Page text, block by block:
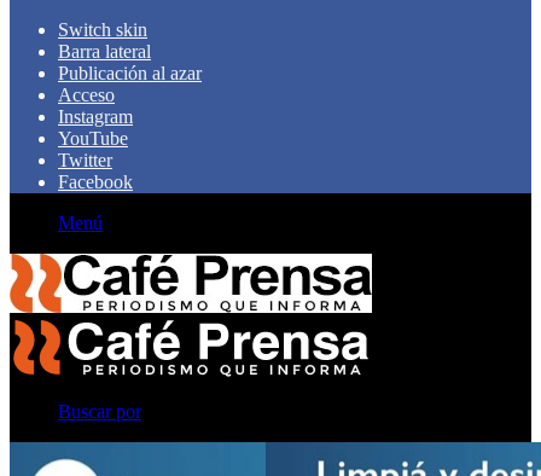
Switch skin
Barra lateral
Publicación al azar
Acceso
Instagram
YouTube
Twitter
Facebook
Menú
Buscar por